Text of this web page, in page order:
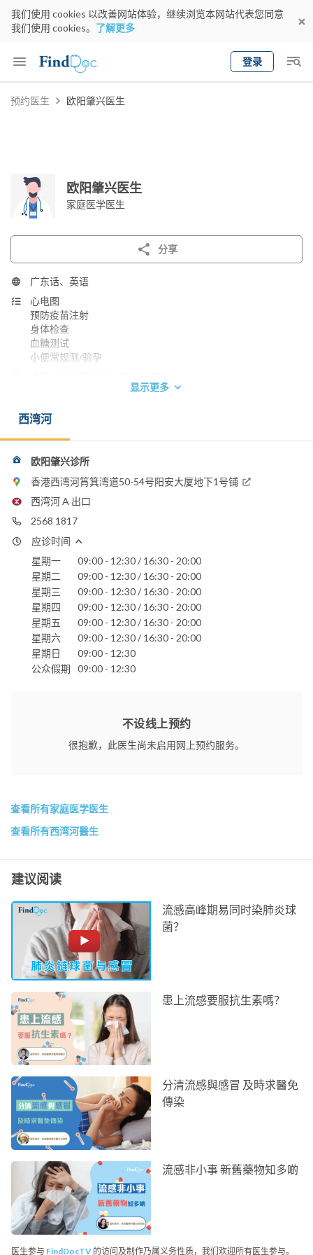
我们使用 cookies 以改善网站体验，继续浏览本网站代表您同意
我们使用 cookies。 了解更多
登录
Keyword
预约医生 欧阳肇兴医生
欧阳肇兴医生
家庭医学医生
分享
广东话、英语
心电图
预防疫苗注射
身体检查
血糖测试
小便常规测/验孕
英国伦敦大学儿科文凭 1998
香港家庭医学学院院士 1998
2568 1817
圣德肋撒医院
显示更多
西湾河
欧阳肇兴诊所
香港西湾河筲箕湾道50-54号阳安大厦地下1号铺
西湾河 A 出口
2568 1817
应诊时间
星期一
09:00 - 12:30 / 16:30 - 20:00
星期二
09:00 - 12:30 / 16:30 - 20:00
星期三
09:00 - 12:30 / 16:30 - 20:00
星期四
09:00 - 12:30 / 16:30 - 20:00
星期五
09:00 - 12:30 / 16:30 - 20:00
星期六
09:00 - 12:30 / 16:30 - 20:00
星期日
09:00 - 12:30
公众假期
09:00 - 12:30
不设线上预约
很抱歉，此医生尚未启用网上预约服务。
查看所有家庭医学医生
查看所有西湾河醫生
建议阅读
流感高峰期易同时染肺炎球
菌？
患上流感要服抗生素嗎？
分清流感與感冒 及時求醫免
傳染
流感非小事 新舊藥物知多啲
医生参与 FindDocTV 的访问及制作乃属义务性质，我们欢迎所有医生参与。